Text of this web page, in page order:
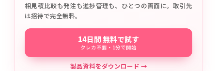
相見積比較も発注も進捗管理も、ひとつの画面に。取引先
は招待で完全無料。
14日間 無料で試す
クレカ不要・1分で開始
製品資料をダウンロード →